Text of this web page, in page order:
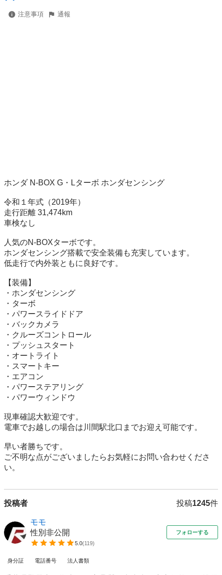
注意事項 通報
ホンダ N-BOX G・Lターボ ホンダセンシング
令和１年式（2019年）
走行距離 31,474km
車検なし
人気のN-BOXターボです。
ホンダセンシング搭載で安全装備も充実しています。
低走行で内外装ともに良好です。
【装備】
・ホンダセンシング
・ターボ
・パワースライドドア
・バックカメラ
・クルーズコントロール
・プッシュスタート
・オートライト
・スマートキー
・エアコン
・パワーステアリング
・パワーウィンドウ
現車確認大歓迎です。
電車でお越しの場合は川間駅北口までお迎え可能です。
早い者勝ちです。
ご不明な点がございましたらお気軽にお問い合わせくださ
い。
投稿者 投稿1245件
モモ
性別非公開
5.0(119)
フォローする
身分証 電話番号 法人書類